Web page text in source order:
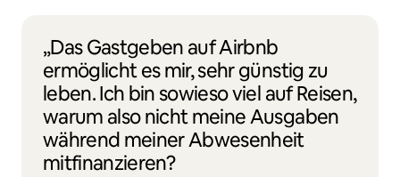
„Das Gastgeben auf Airbnb
ermöglicht es mir, sehr günstig zu
leben. Ich bin sowieso viel auf Reisen,
warum also nicht meine Ausgaben
während meiner Abwesenheit
mitfinanzieren?